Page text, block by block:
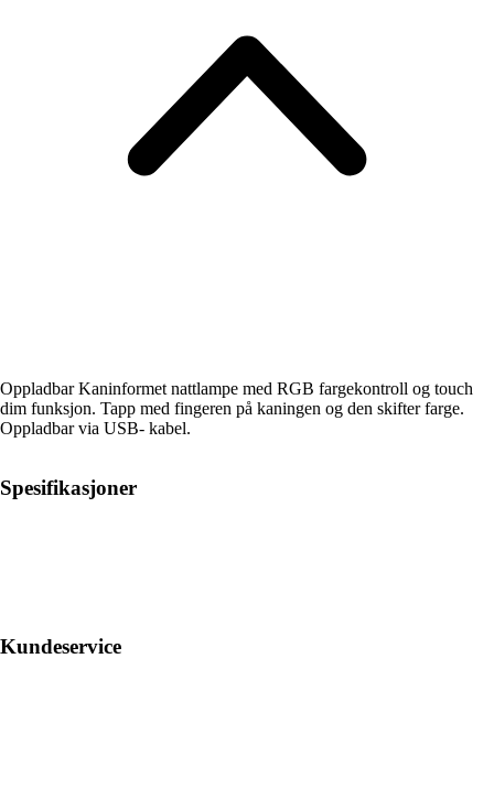
Oppladbar Kaninformet nattlampe med RGB fargekontroll og touch
dim funksjon. Tapp med fingeren på kaningen og den skifter farge.
Oppladbar via USB- kabel.
Spesifikasjoner
Kundeservice